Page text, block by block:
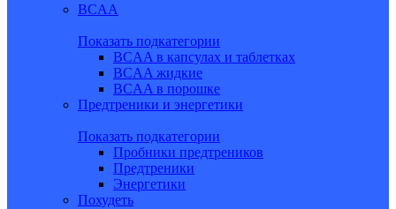
BCAA
Показать подкатегории
BCAA в капсулах и таблетках
BCAA жидкие
BCAA в порошке
Предтреники и энергетики
Показать подкатегории
Пробники предтреников
Предтреники
Энергетики
Похудеть